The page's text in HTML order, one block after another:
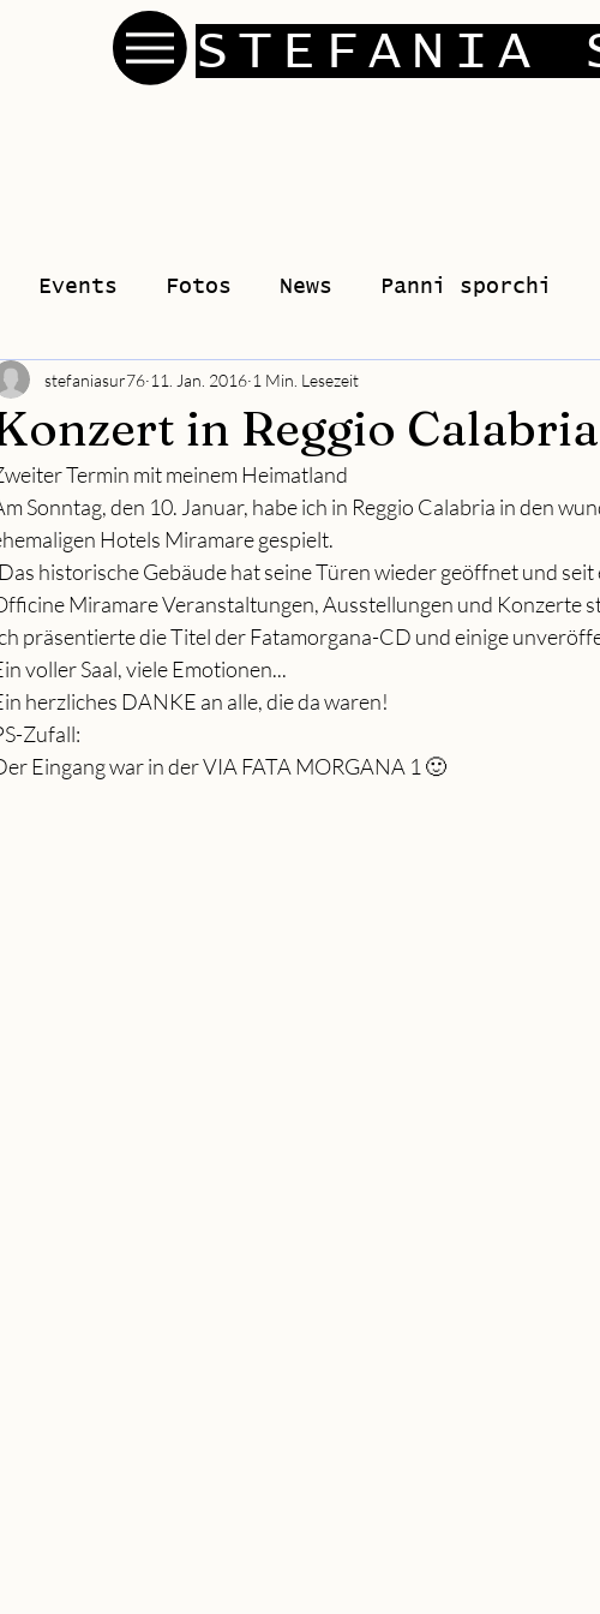
STEFANIA
Events Fotos News Panni sporchi
in Reggio Calabria
stefaniasur76 11. Jan. 2016 1 Min. Lesezeit
Termin mit meinem Heimatland
Sonntag, den 10. Januar, habe ich in Reggio Calabria in den
Hotels Miramare gespielt.
historische Gebäude hat seine Türen wieder geöffnet und
Miramare Veranstaltungen, Ausstellungen und Konzerte
präsentierte die Titel der Fatamorgana-CD und einige
voller Saal, viele Emotionen...
herzliches DANKE an alle, die da waren!
Zufall:
Eingang war in der VIA FATA MORGANA 1 🙂